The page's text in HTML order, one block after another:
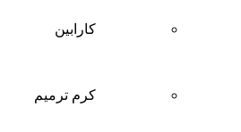
کارابین
کرم ترمیم